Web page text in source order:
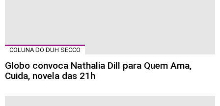
COLUNA DO DUH SECCO
Globo convoca Nathalia Dill para Quem Ama,
Cuida, novela das 21h